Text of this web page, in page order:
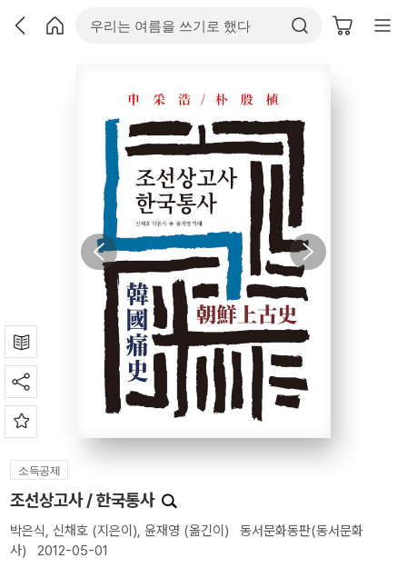
소득공제
조선상고사 / 한국통사
박은식, 신채호 (지은이), 윤재영 (옮긴이) 동서문화동판(동서문화
사) 2012-05-01